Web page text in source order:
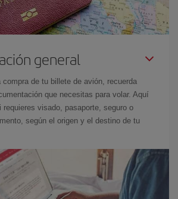
general
compra de tu billete de avión, recuerda
que necesitas para volar. Aquí
requieres visado, pasaporte, seguro o
según el origen y el destino de tu